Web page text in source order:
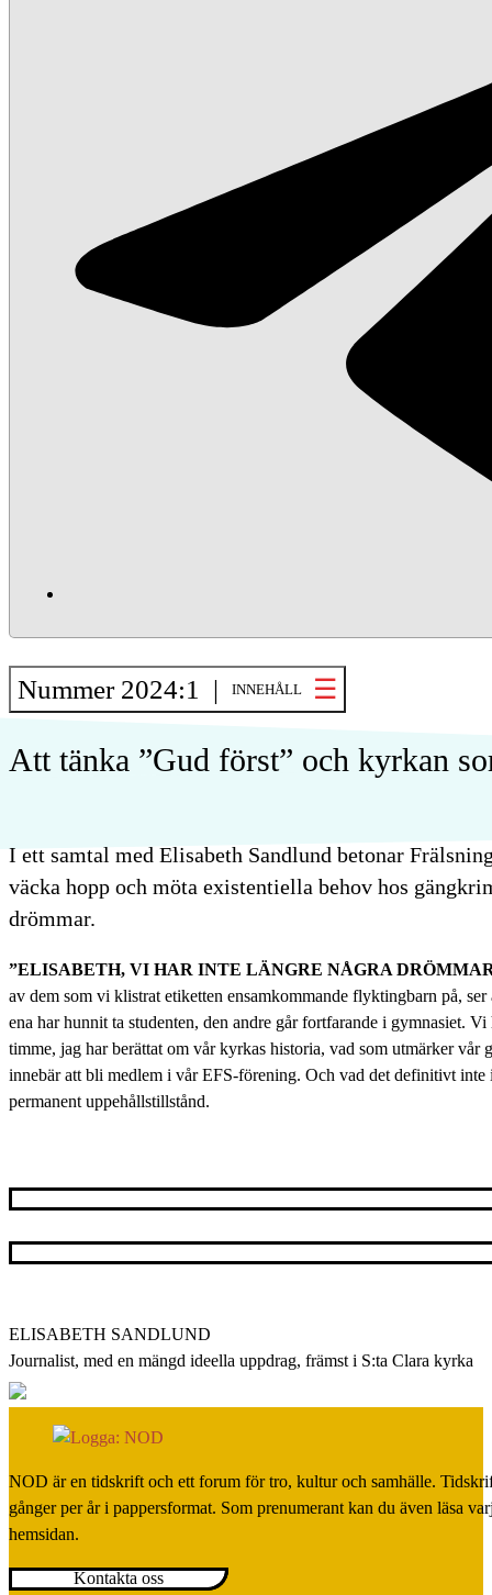
Nummer 2024:1 | INNEHÅLL
Att tänka ”Gud först” och kyrkan
I ett samtal med Elisabeth Sandlund betonar
väcka hopp och möta existentiella behov hos
drömmar.
”ELISABETH, VI HAR INTE LÄNGRE NÅGRA
av dem som vi klistrat etiketten ensamkommande flyktingbarn på,
ena har hunnit ta studenten, den andre går fortfarande i gymnasiet. Vi
timme, jag har berättat om vår kyrkas historia, vad som utmärker vår
innebär att bli medlem i vår EFS-förening. Och vad det definitivt inte
permanent uppehållstillstånd.
ELISABETH SANDLUND
Journalist, med en mängd ideella uppdrag, främst i S:ta Clara kyrka
NOD är en tidskrift och ett forum för tro, kultur och samhälle.
gånger per år i pappersformat. Som prenumerant kan du även läsa
hemsidan.
Kontakta oss